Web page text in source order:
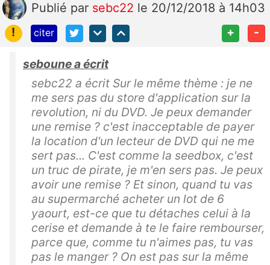
Publié par sebc22 le 20/12/2018 à 14h03
!
citer + -
seboune a écrit
sebc22 a écrit Sur le même thème : je ne
me sers pas du store d'application sur la
revolution, ni du DVD. Je peux demander
une remise ? c'est inacceptable de payer
la location d'un lecteur de DVD qui ne me
sert pas... C'est comme la seedbox, c'est
un truc de pirate, je m'en sers pas. Je peux
avoir une remise ? Et sinon, quand tu vas
au supermarché acheter un lot de 6
yaourt, est-ce que tu détaches celui à la
cerise et demande à te le faire rembourser,
parce que, comme tu n'aimes pas, tu vas
pas le manger ? On est pas sur la même